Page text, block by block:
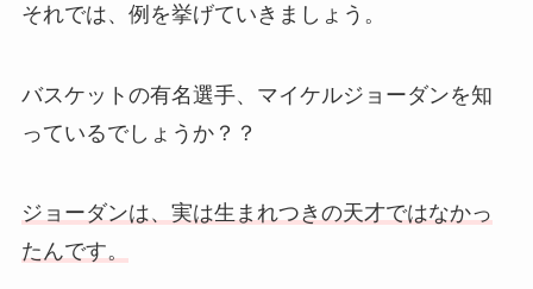
それでは、例を挙げていきましょう。
バスケットの有名選手、マイケルジョーダンを知
っているでしょうか？？
ジョーダンは、実は生まれつきの天才ではなかっ
たんです。